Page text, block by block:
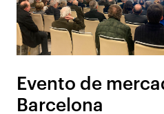
Evento de
Barcelona